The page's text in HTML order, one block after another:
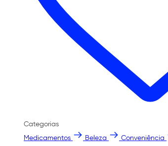
Categorias
Medicamentos
Beleza Conveniência